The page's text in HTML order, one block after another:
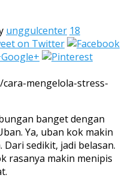
unggulcenter 18
on Twitter
Google+
mengelola-stress-
banget dengan
Ya, uban kok makin
Dari sedikit, jadi belasan.
rasanya makin menipis